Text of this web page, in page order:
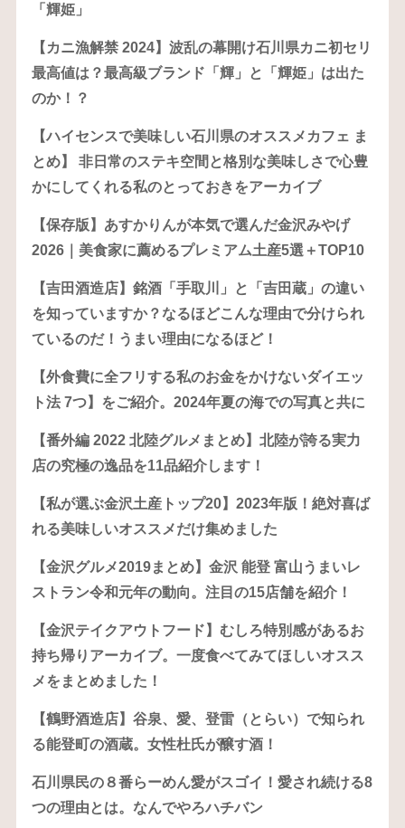
「輝姫」
【カニ漁解禁 2024】波乱の幕開け石川県カニ初セリ
最高値は？最高級ブランド「輝」と「輝姫」は出た
のか！？
【ハイセンスで美味しい石川県のオススメカフェ ま
とめ】 非日常のステキ空間と格別な美味しさで心豊
かにしてくれる私のとっておきをアーカイブ
【保存版】あすかりんが本気で選んだ金沢みやげ
2026｜美食家に薦めるプレミアム土産5選＋TOP10
【吉田酒造店】銘酒「手取川」と「吉田蔵」の違い
を知っていますか？なるほどこんな理由で分けられ
ているのだ！うまい理由になるほど！
【外食費に全フリする私のお金をかけないダイエッ
ト法 7つ】をご紹介。2024年夏の海での写真と共に
【番外編 2022 北陸グルメまとめ】北陸が誇る実力
店の究極の逸品を11品紹介します！
【私が選ぶ金沢土産トップ20】2023年版！絶対喜ば
れる美味しいオススメだけ集めました
【金沢グルメ2019まとめ】金沢 能登 富山うまいレ
ストラン令和元年の動向。注目の15店舗を紹介！
【金沢テイクアウトフード】むしろ特別感があるお
持ち帰りアーカイブ。一度食べてみてほしいオスス
メをまとめました！
【鶴野酒造店】谷泉、愛、登雷（とらい）で知られ
る能登町の酒蔵。女性杜氏が醸す酒！
石川県民の８番らーめん愛がスゴイ！愛され続ける8
つの理由とは。なんでやろハチバン